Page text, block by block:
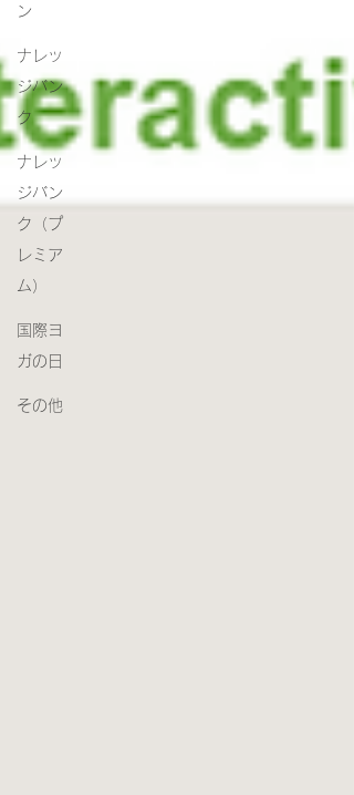
ン
ナレッ
ジバン
ク
ナレッ
ジバン
ク（プ
レミア
ム）
国際ヨ
ガの日
その他